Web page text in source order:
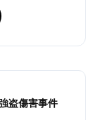
盗傷害事件